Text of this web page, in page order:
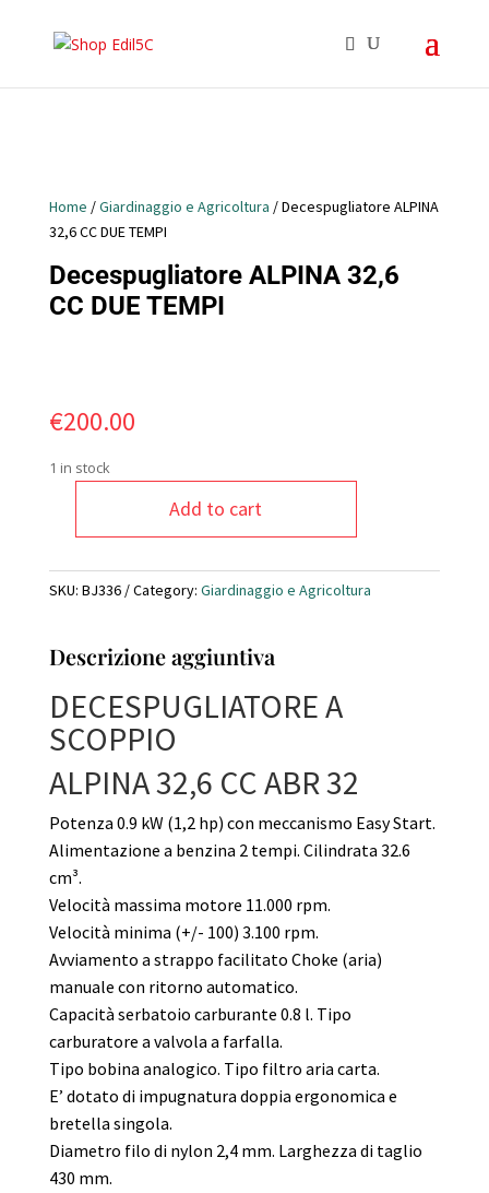
Home /Giardinaggio e Agricoltura / Decespugliatore ALPINA
32,6 CC DUE TEMPI
Decespugliatore ALPINA 32,6
CC DUE TEMPI
€200.00
1 in stock
Decespugliatore
32,6
CC
TEMPI
quantity
Add to cart
SKU: BJ336 Category: Giardinaggio e Agricoltura
Descrizione aggiuntiva
DECESPUGLIATORE A
SCOPPIO
ALPINA 32,6 CC ABR 32
Potenza 0.9 kW (1,2 hp) con meccanismo Easy Start.
Alimentazione a benzina 2 tempi. Cilindrata 32.6
cm³.
Velocità massima motore 11.000 rpm.
Velocità minima (+/- 100) 3.100 rpm.
Avviamento a strappo facilitato Choke (aria)
manuale con ritorno automatico.
Capacità serbatoio carburante 0.8 l. Tipo
carburatore a valvola a farfalla.
Tipo bobina analogico. Tipo filtro aria carta.
E’ dotato di impugnatura doppia ergonomica e
bretella singola.
Diametro filo di nylon 2,4 mm. Larghezza di taglio
430 mm.